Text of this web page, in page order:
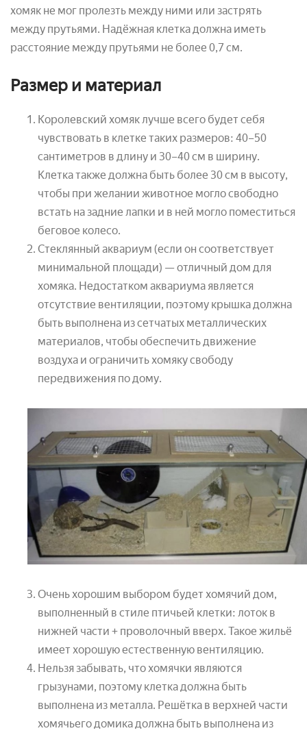
хомяк не мог пролезть между ними или застрять
между прутьями. Надёжная клетка должна иметь
расстояние между прутьями не более 0,7 см.
Размер и материал
Королевский хомяк лучше всего будет себя
чувствовать в клетке таких размеров: 40–50
сантиметров в длину и 30–40 см в ширину.
Клетка также должна быть более 30 см в высоту,
чтобы при желании животное могло свободно
встать на задние лапки и в ней могло поместиться
беговое колесо.
Стеклянный аквариум (если он соответствует
минимальной площади) — отличный дом для
хомяка. Недостатком аквариума является
отсутствие вентиляции, поэтому крышка должна
быть выполнена из сетчатых металлических
материалов, чтобы обеспечить движение
воздуха и ограничить хомяку свободу
передвижения по дому.
Очень хорошим выбором будет хомячий дом,
выполненный в стиле птичьей клетки: лоток в
нижней части + проволочный вверх. Такое жильё
имеет хорошую естественную вентиляцию.
Нельзя забывать, что хомячки являются
грызунами, поэтому клетка должна быть
выполнена из металла. Решётка в верхней части
хомячьего домика должна быть выполнена из